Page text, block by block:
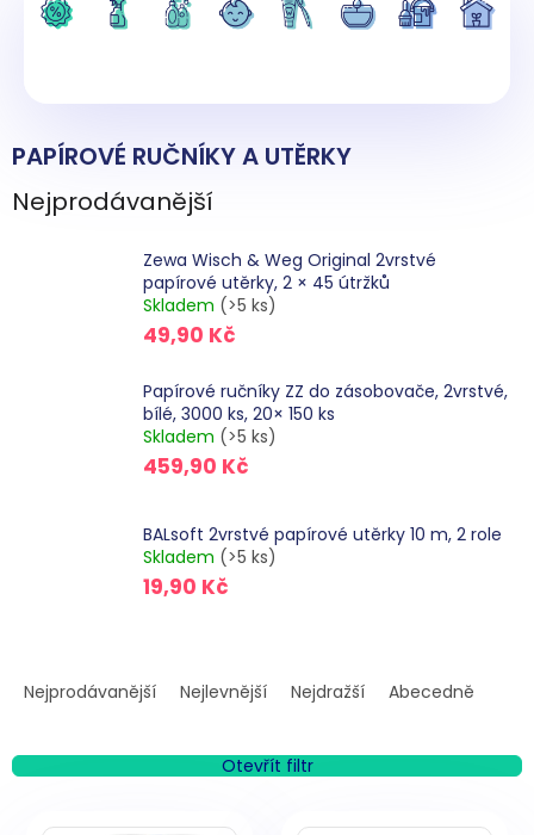
PAPÍROVÉ RUČNÍKY A UTĚRKY
Nejprodávanější
Zewa Wisch & Weg Original 2vrstvé
papírové utěrky, 2 × 45 útržků
Skladem (>5 ks)
49,90 Kč
Papírové ručníky ZZ do zásobovače, 2vrstvé,
bílé, 3000 ks, 20× 150 ks
Skladem (>5 ks)
459,90 Kč
BALsoft 2vrstvé papírové utěrky 10 m, 2 role
Skladem (>5 ks)
19,90 Kč
a
n
Nejprodávanější Nejlevnější Nejdražší Abecedně
Otevřít filtr